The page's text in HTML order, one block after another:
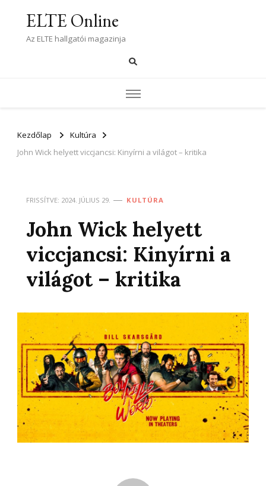
ELTE Online
Az ELTE hallgatói magazinja
Kezdőlap
Kultúra
John Wick helyett viccjancsi: Kinyírni a világot – kritika
FRISSÍTVE: 2024. JÚLIUS 29. KULTÚRA
John Wick helyett
viccjancsi: Kinyírni a
világot – kritika